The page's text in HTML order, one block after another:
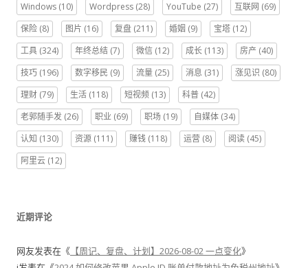
Windows (10) Wordpress (28) YouTube (27) 互联网 (69)
保险 (8) 图片 (16) 复盘 (211) 婚姻 (9) 宝塔 (12)
工具 (324) 年终总结 (7) 微信 (12) 成长 (113) 房产 (40)
技巧 (196) 数字移民 (9) 流量 (25) 消息 (31) 涨见识 (80)
理财 (79) 生活 (118) 短视频 (13) 科普 (42)
老郭随手发 (26) 职业 (69) 职场 (19) 自媒体 (34)
认知 (130) 资源 (111) 赚钱 (118) 运营 (8) 阅读 (45)
阿里云 (12)
近期评论
网友发表在《 【周记、复盘、计划】2026-08-02 一点变化》